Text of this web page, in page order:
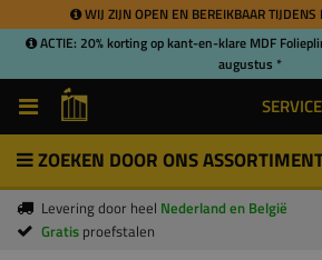
WIJ ZIJN OPEN EN BEREIKBAAR TIJDENS
ACTIE: 20% korting op kant-en-klare MDF
augustus *
SERVICE
ZOEKEN DOOR ONS
Levering door heel Nederland en België
Gratis proefstalen